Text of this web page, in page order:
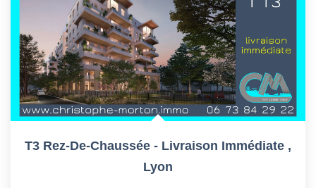
T3 Rez-De-Chaussée - Livraison Immédiate ,
Lyon